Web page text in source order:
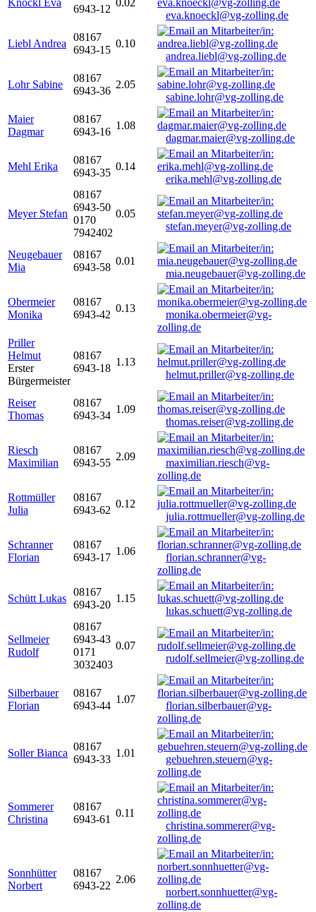
Knöckl Eva
6943-12
0.02
eva.knoeckl@vg-zolling.de
Liebl Andrea
08167
6943-15
0.10
andrea.liebl@vg-zolling.de
Lohr Sabine
08167
6943-36
2.05
sabine.lohr@vg-zolling.de
Maier
Dagmar
08167
6943-16
1.08
dagmar.maier@vg-zolling.de
Mehl Erika
08167
6943-35
0.14
erika.mehl@vg-zolling.de
Meyer Stefan
08167
6943-50
0170
7942402
0.05
stefan.meyer@vg-zolling.de
Neugebauer
Mia
08167
6943-58
0.01
mia.neugebauer@vg-zolling.de
Obermeier
Monika
08167
6943-42
0.13
monika.obermeier@vg-
zolling.de
Priller
Helmut
Erster
Bürgermeister
08167
6943-18
1.13
helmut.priller@vg-zolling.de
Reiser
Thomas
08167
6943-34
1.09
thomas.reiser@vg-zolling.de
Riesch
Maximilian
08167
6943-55
2.09
maximilian.riesch@vg-
zolling.de
Rottmüller
Julia
08167
6943-62
0.12
julia.rottmueller@vg-zolling.de
Schranner
Florian
08167
6943-17
1.06
florian.schranner@vg-
zolling.de
Schütt Lukas
08167
6943-20
1.15
lukas.schuett@vg-zolling.de
Sellmeier
Rudolf
08167
6943-43
0171
3032403
0.07
rudolf.sellmeier@vg-zolling.de
Silberbauer
Florian
08167
6943-44
1.07
florian.silberbauer@vg-
zolling.de
Soller Bianca
08167
6943-33
1.01
gebuehren.steuern@vg-
zolling.de
Sommerer
Christina
08167
6943-61
0.11
christina.sommerer@vg-
zolling.de
Sonnhütter
Norbert
08167
6943-22
2.06
norbert.sonnhuetter@vg-
zolling.de